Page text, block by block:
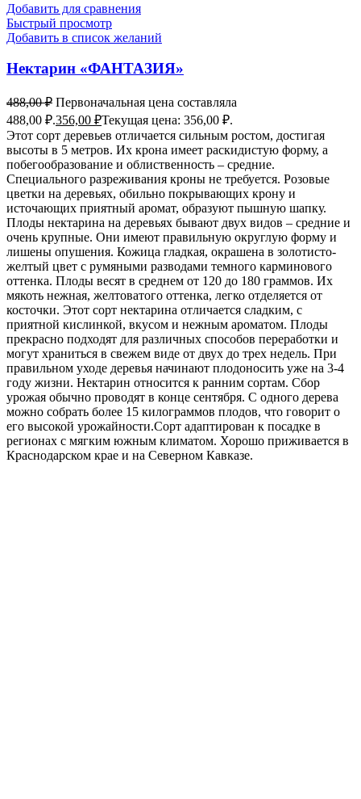
Добавить для сравнения
Быстрый просмотр
Добавить в список желаний
Нектарин «ФАНТАЗИЯ»
488,00₽ Первоначальная цена составляла
488,00 ₽.356,00 ₽Текущая цена: 356,00 ₽.
Этот сорт деревьев отличается сильным ростом, достигая
высоты в 5 метров. Их крона имеет раскидистую форму, а
побегообразование и облиственность – средние.
Специального разреживания кроны не требуется. Розовые
цветки на деревьях, обильно покрывающих крону и
источающих приятный аромат, образуют пышную шапку.
Плоды нектарина на деревьях бывают двух видов – средние и
очень крупные. Они имеют правильную округлую форму и
лишены опушения. Кожица гладкая, окрашена в золотисто-
желтый цвет с румяными разводами темного карминового
оттенка. Плоды весят в среднем от 120 до 180 граммов. Их
мякоть нежная, желтоватого оттенка, легко отделяется от
косточки. Этот сорт нектарина отличается сладким, с
приятной кислинкой, вкусом и нежным ароматом. Плоды
прекрасно подходят для различных способов переработки и
могут храниться в свежем виде от двух до трех недель. При
правильном уходе деревья начинают плодоносить уже на 3-4
году жизни. Нектарин относится к ранним сортам. Сбор
урожая обычно проводят в конце сентября. С одного дерева
можно собрать более 15 килограммов плодов, что говорит о
его высокой урожайности.Сорт адаптирован к посадке в
регионах с мягким южным климатом. Хорошо приживается в
Краснодарском крае и на Северном Кавказе.